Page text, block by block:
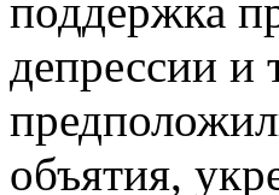
поддержка
депрессии и
объятия,